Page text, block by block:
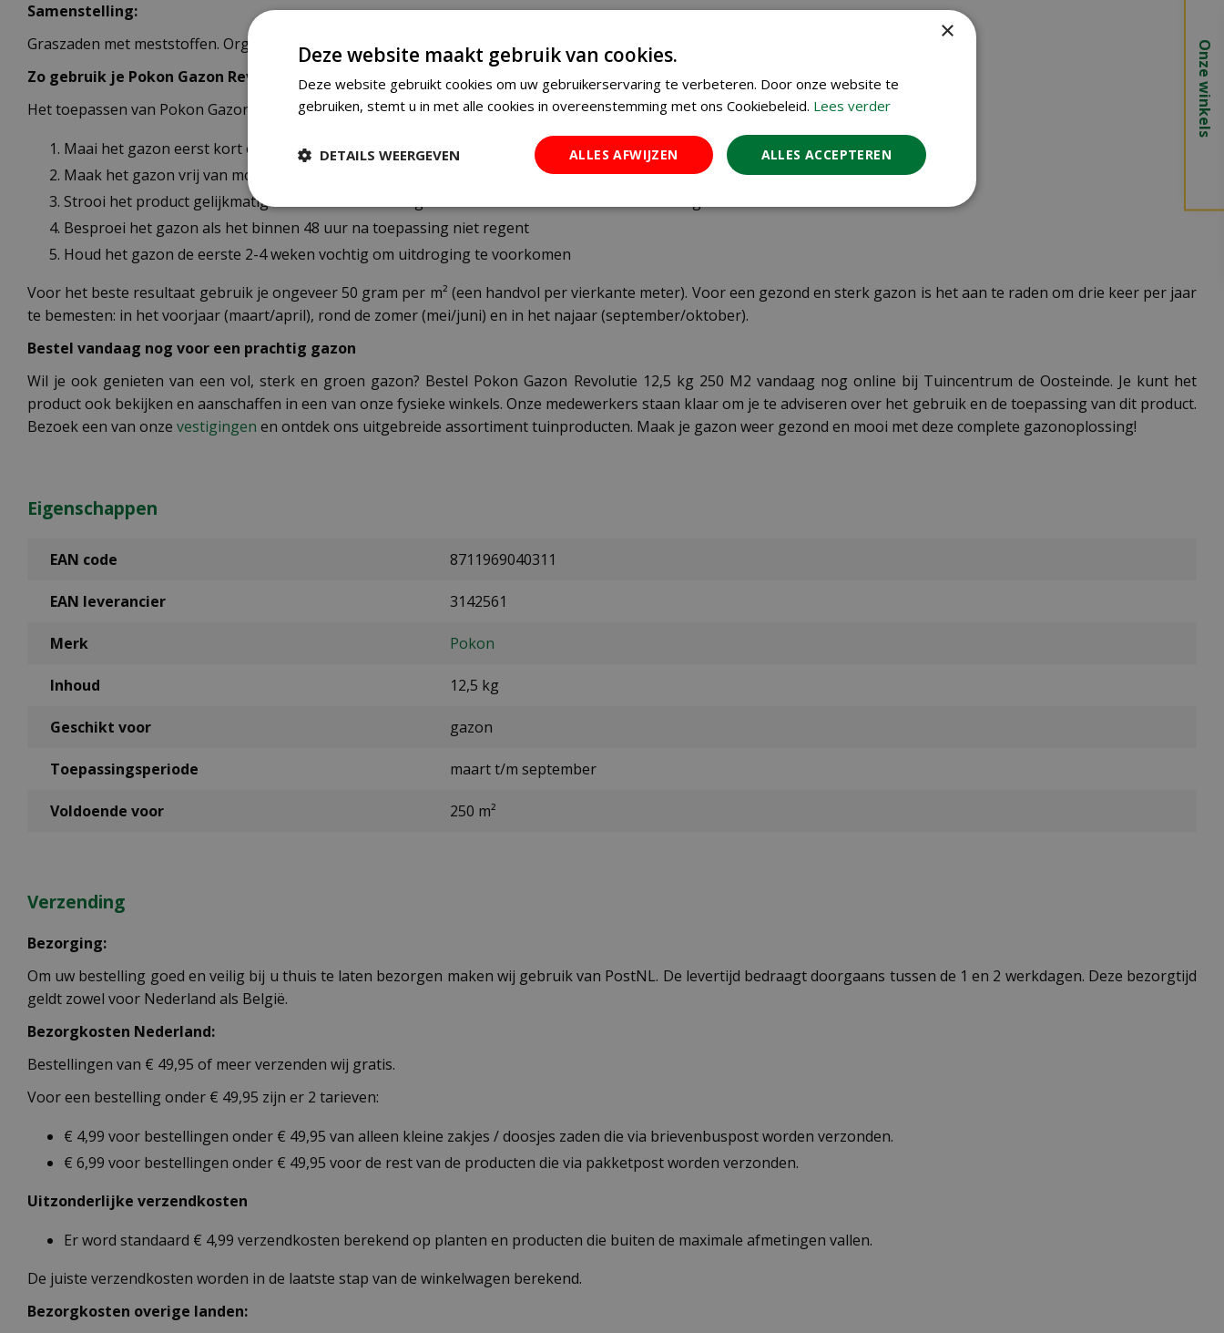
Samenstelling:
Graszaden met meststoffen. Organisch-minerale meststof NPK 9-4-0 met extra MgO (2,5%) en CaO 12% (8,6%Ca).
Zo gebruik je Pokon Gazon Revolutie
Het toepassen van Pokon Gazon Revolutie is eenvoudig en effectief. Volg deze stappen voor het beste resultaat:
Maai het gazon eerst kort op de laagste maaihoogte
Maak het gazon vrij van mos en onkruid en hark de grond los met een verticuteerhark
Strooi het product gelijkmatig: één keer over de lengte en één keer over de breedte van het gazon
Besproei het gazon als het binnen 48 uur na toepassing niet regent
Houd het gazon de eerste 2-4 weken vochtig om uitdroging te voorkomen
Voor het beste resultaat gebruik je ongeveer 50 gram per m² (een handvol per vierkante meter). Voor een gezond en sterk gazon is het aan te raden om drie keer per jaar
te bemesten: in het voorjaar (maart/april), rond de zomer (mei/juni) en in het najaar (september/oktober).
Bestel vandaag nog voor een prachtig gazon
Wil je ook genieten van een vol, sterk en groen gazon? Bestel Pokon Gazon Revolutie 12,5 kg 250 M2 vandaag nog online bij Tuincentrum de Oosteinde. Je kunt het
product ook bekijken en aanschaffen in een van onze fysieke winkels. Onze medewerkers staan klaar om je te adviseren over het gebruik en de toepassing van dit product.
Bezoek een van onze vestigingen en ontdek ons uitgebreide assortiment tuinproducten. Maak je gazon weer gezond en mooi met deze complete gazonoplossing!
Eigenschappen
EAN code 8711969040311
EAN leverancier 3142561
Merk Pokon
Inhoud 12,5 kg
Geschikt voor gazon
Toepassingsperiode maart t/m september
Voldoende voor 250 m²
Verzending
Bezorging:
Om uw bestelling goed en veilig bij u thuis te laten bezorgen maken wij gebruik van PostNL. De levertijd bedraagt doorgaans tussen de 1 en 2 werkdagen. Deze bezorgtijd
geldt zowel voor Nederland als België.
Bezorgkosten Nederland:
Bestellingen van € 49,95 of meer verzenden wij gratis.
Voor een bestelling onder € 49,95 zijn er 2 tarieven:
€ 4,99 voor bestellingen onder € 49,95 van alleen kleine zakjes / doosjes zaden die via brievenbuspost worden verzonden.
€ 6,99 voor bestellingen onder € 49,95 voor de rest van de producten die via pakketpost worden verzonden.
Uitzonderlijke verzendkosten
Er word standaard € 4,99 verzendkosten berekend op planten en producten die buiten de maximale afmetingen vallen.
De juiste verzendkosten worden in de laatste stap van de winkelwagen berekend.
Bezorgkosten overige landen:
Onze winkels
×
Deze website maakt gebruik van cookies.
Deze website gebruikt cookies om uw gebruikerservaring te verbeteren. Door onze website te
gebruiken, stemt u in met alle cookies in overeenstemming met ons Cookiebeleid. Lees verder
ALLES ACCEPTEREN
ALLES AFWIJZEN
DETAILS WEERGEVEN